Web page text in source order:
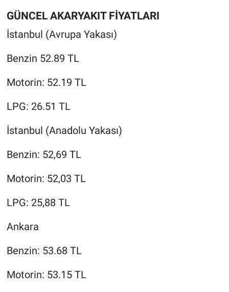
GÜNCEL AKARYAKIT FİYATLARI
İstanbul (Avrupa Yakası)
Benzin 52.89 TL
Motorin: 52.19 TL
LPG: 26.51 TL
İstanbul (Anadolu Yakası)
Benzin: 52,69 TL
Motorin: 52,03 TL
LPG: 25,88 TL
Ankara
Benzin: 53.68 TL
Motorin: 53.15 TL